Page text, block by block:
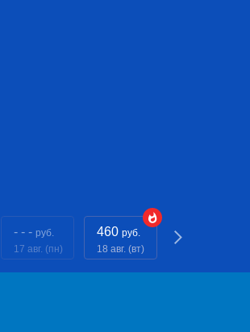
- - - руб.
17 авг. (пн)
460 руб.
18 авг. (вт)